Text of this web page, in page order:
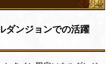
ダンジョンでの活躍